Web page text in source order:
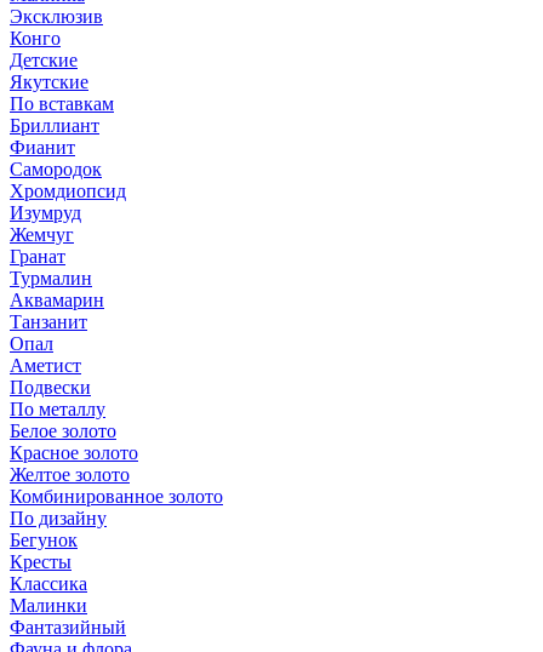
Эксклюзив
Конго
Детские
Якутские
По вставкам
Бриллиант
Фианит
Самородок
Хромдиопсид
Изумруд
Жемчуг
Гранат
Турмалин
Аквамарин
Танзанит
Опал
Аметист
Подвески
По металлу
Белое золото
Красное золото
Желтое золото
Комбинированное золото
По дизайну
Бегунок
Кресты
Классика
Малинки
Фантазийный